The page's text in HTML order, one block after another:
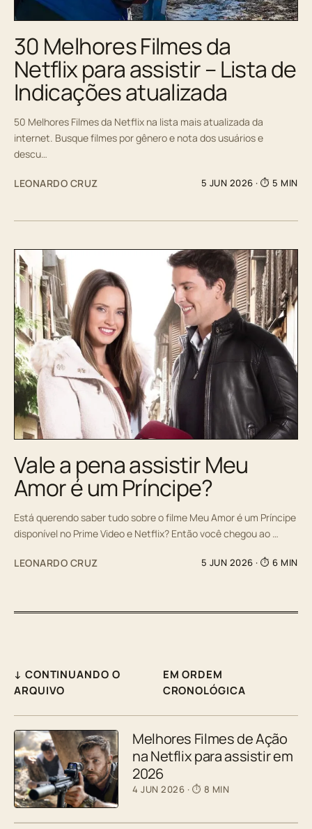
30 Melhores Filmes da
Netflix para assistir – Lista de
Indicações atualizada
50 Melhores Filmes da Netflix na lista mais atualizada da
internet. Busque filmes por gênero e nota dos usuários e
descu…
LEONARDO CRUZ 5 JUN 2026 · ⏱ 5 MIN
Vale a pena assistir Meu
Amor é um Príncipe?
Está querendo saber tudo sobre o filme Meu Amor é um Príncipe
disponível no Prime Video e Netflix? Então você chegou ao …
LEONARDO CRUZ 5 JUN 2026 · ⏱ 6 MIN
↓ CONTINUANDO O
ARQUIVO
EM ORDEM
CRONOLÓGICA
Melhores Filmes de Ação
na Netflix para assistir em
2026
4 JUN 2026 · ⏱ 8 MIN